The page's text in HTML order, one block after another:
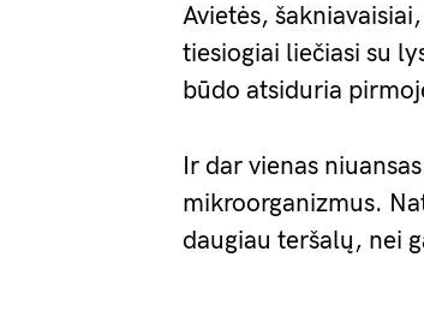
Avietės,
tiesiogiai liečiasi su
būdo atsiduria
Ir dar vienas
mikroorganizmus.
daugiau teršalų, nei